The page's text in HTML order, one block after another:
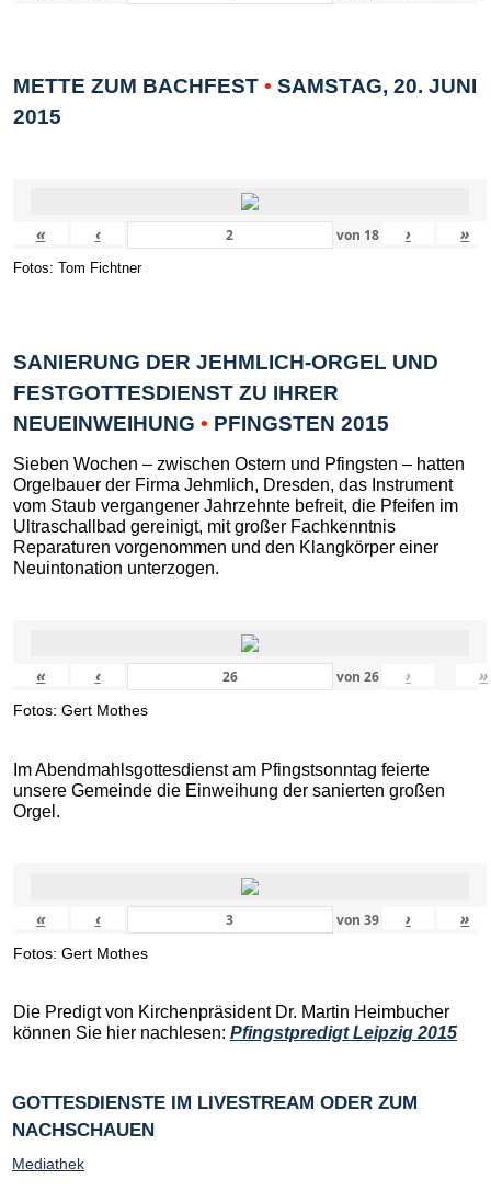
METTE ZUM BACHFEST • SAMSTAG, 20. JUNI
2015
« ‹ von 18 › »
Fotos: Tom Fichtner
SANIERUNG DER JEHMLICH-ORGEL UND
FESTGOTTESDIENST ZU IHRER
NEUEINWEIHUNG • PFINGSTEN 2015
Sieben Wochen – zwischen Ostern und Pfingsten – hatten
Orgelbauer der Firma Jehmlich, Dresden, das Instrument
vom Staub vergangener Jahrzehnte befreit, die Pfeifen im
Ultraschallbad gereinigt, mit großer Fachkenntnis
Reparaturen vorgenommen und den Klangkörper einer
Neuintonation unterzogen.
« ‹ von 26 › »
Fotos: Gert Mothes
Im Abendmahlsgottesdienst am Pfingstsonntag feierte
unsere Gemeinde die Einweihung der sanierten großen
Orgel.
« ‹ von 39 › »
Fotos: Gert Mothes
Die Predigt von Kirchenpräsident Dr. Martin Heimbucher
können Sie hier nachlesen: Pfingstpredigt Leipzig 2015
GOTTESDIENSTE IM LIVESTREAM ODER ZUM
NACHSCHAUEN
Mediathek